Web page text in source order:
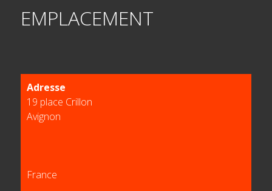
EMPLACEMENT
Adresse
19 place Crillon
Avignon
France